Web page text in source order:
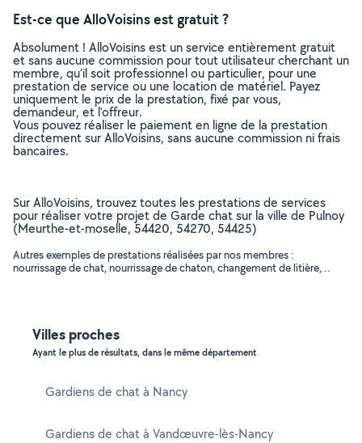
Est-ce que AlloVoisins est gratuit ?
Absolument ! AlloVoisins est un service entièrement gratuit
et sans aucune commission pour tout utilisateur cherchant un
membre, qu’il soit professionnel ou particulier, pour une
prestation de service ou une location de matériel. Payez
uniquement le prix de la prestation, fixé par vous,
demandeur, et l’offreur.
Vous pouvez réaliser le paiement en ligne de la prestation
directement sur AlloVoisins, sans aucune commission ni frais
bancaires.
Sur AlloVoisins, trouvez toutes les prestations de services
pour réaliser votre projet de Garde chat sur la ville de Pulnoy
(Meurthe-et-moselle, 54420, 54270, 54425)
Autres exemples de prestations réalisées par nos membres :
nourrissage de chat, nourrissage de chaton, changement de litière, ..
Villes proches
Ayant le plus de résultats, dans le même département
Gardiens de chat à Nancy
Gardiens de chat à Vandœuvre-lès-Nancy